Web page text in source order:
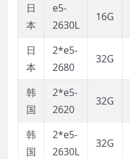
日
本
e5-
2630L
16G
日
本
2*e5-
2680
32G
韩
国
2*e5-
2620
32G
韩
国
2*e5-
2630L
32G